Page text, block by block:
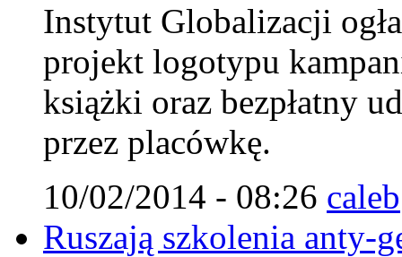
Instytut Globalizacji
projekt logotypu
książki oraz bezpłatny
przez placówkę.
10/02/2014 - 08:26 caleb
Ruszają szkolenia anty-